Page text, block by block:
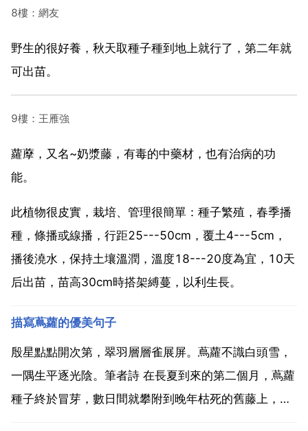
8樓：網友
野生的很好養，秋天取種子種到地上就行了，第二年就
可出苗。
9樓：王雁強
蘿藦，又名~奶漿藤，有毒的中藥材，也有治病的功
能。
此植物很皮實，栽培、管理很簡單：種子繁殖，春季播
種，條播或線播，行距25---50cm，覆土4---5cm，
播後澆水，保持土壤溫潤，溫度18---20度為宜，10天
后出苗，苗高30cm時搭架縛蔓，以利生長。
描寫蔦蘿的優美句子
殷星點點開次第，翠羽層層雀展屏。蔦蘿不識白頭雪，
一隅生平逐光陰。筆者詩 在長夏到來的第二個月，蔦蘿
種子終於冒芽，數日間就攀附到晚年枯死的舊藤上，層